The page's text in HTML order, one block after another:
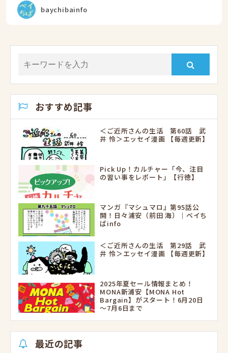
baychibainfo
おすすめ記事
＜ご近所さんの生活 第60話 武
井 怜＞エッセイ漫画 【毎週更新】
Pick Up！カルチャー「今、注目
の習い事をレポート」【行徳】
マンガ『マシュマロ』第95話公
開！日々浦安（前田 海）｜ベイち
ばinfo
＜ご近所さんの生活 第29話 武
井 怜＞エッセイ漫画 【毎週更新】
2025年夏セール情報まとめ！
MONA新浦安【MONA Hot
Bargain】がスタート！6月20日
～7月6日まで
最近の記事